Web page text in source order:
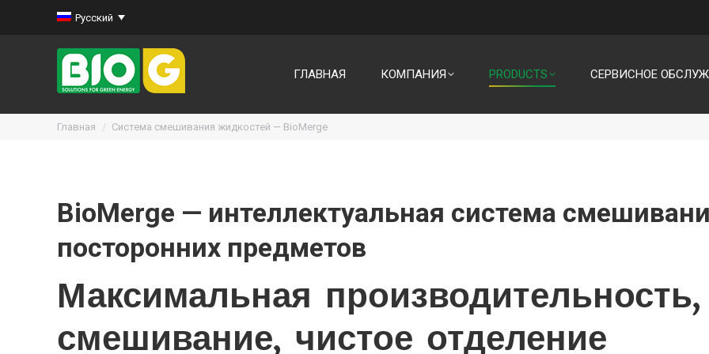
Русский
ГЛАВНАЯ КОМПАНИЯ PRODUCTS СЕРВИСНОЕ
Вы здесь:
Главная Система смешивания жидкостей — BioMerge
BioMerge — интеллектуальная система
посторонних предметов
Максимальная
смешивание, чистое отделение